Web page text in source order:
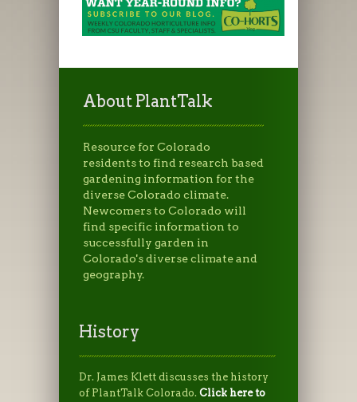
About PlantTalk
Resource for Colorado
residents to find research based
gardening information for the
diverse Colorado climate.
Newcomers to Colorado will
find specific information to
successfully garden in
Colorado's diverse climate and
geography.
History
Dr. James Klett discusses the history
of PlantTalk Colorado. Click here to